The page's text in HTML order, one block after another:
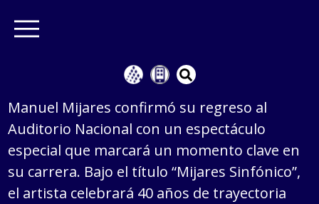
Manuel Mijares confirmó su regreso al
Auditorio Nacional con un espectáculo
especial que marcará un momento clave en
su carrera. Bajo el título “Mijares Sinfónico”,
el artista celebrará 40 años de trayectoria